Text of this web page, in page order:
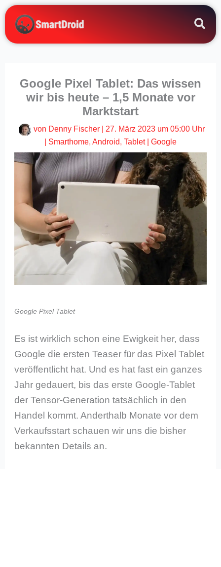
Zum
Inhalt
springen
Google Pixel Tablet: Das wissen
wir bis heute – 1,5 Monate vor
Marktstart
von Denny Fischer
27. März 2023 um 05:00 Uhr
Smarthome, Android, Tablet| Google
Google Pixel Tablet
Es ist wirklich schon eine Ewigkeit her, dass
Google die ersten Teaser für das Pixel Tablet
veröffentlicht hat. Und es hat fast ein ganzes
Jahr gedauert, bis das erste Google-Tablet
der Tensor-Generation tatsächlich in den
Handel kommt. Anderthalb Monate vor dem
Verkaufsstart schauen wir uns die bisher
bekannten Details an.